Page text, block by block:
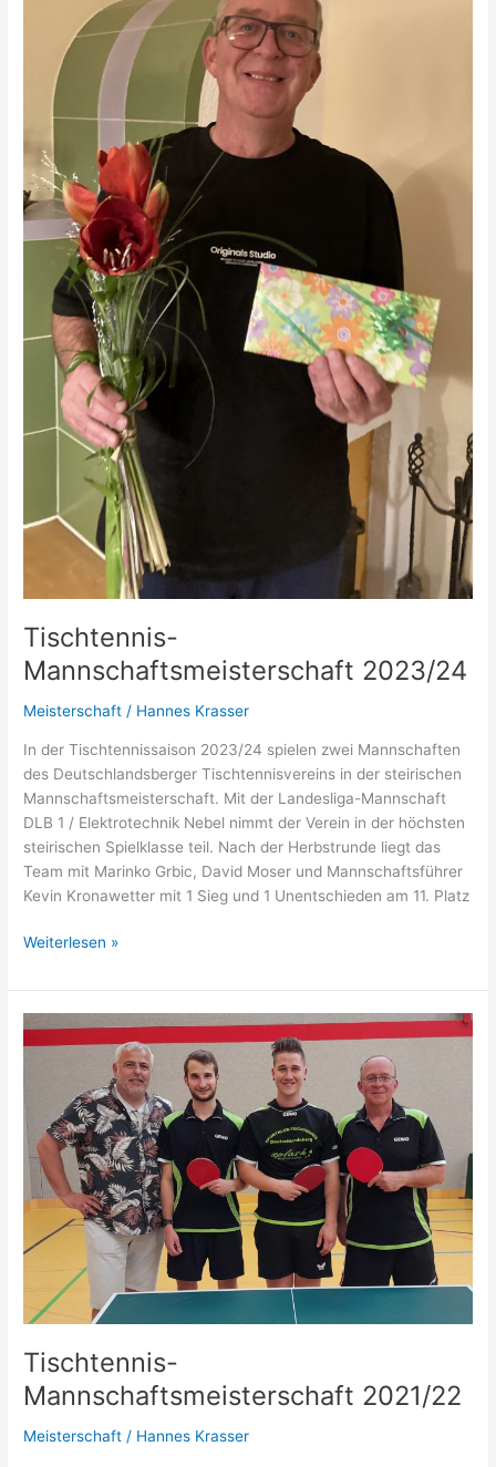
Tischtennis-
Mannschaftsmeisterschaft 2023/24
Meisterschaft / Hannes Krasser
In der Tischtennissaison 2023/24 spielen zwei Mannschaften
des Deutschlandsberger Tischtennisvereins in der steirischen
Mannschaftsmeisterschaft. Mit der Landesliga-Mannschaft
DLB 1 / Elektrotechnik Nebel nimmt der Verein in der höchsten
steirischen Spielklasse teil. Nach der Herbstrunde liegt das
Team mit Marinko Grbic, David Moser und Mannschaftsführer
Kevin Kronawetter mit 1 Sieg und 1 Unentschieden am 11. Platz
Tischtennis-
2023/24
Weiterlesen »
Tischtennis-
Mannschaftsmeisterschaft 2021/22
Meisterschaft / Hannes Krasser